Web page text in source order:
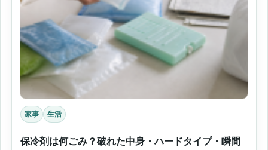
家事 生活
保冷剤は何ごみ？破れた中身・ハードタイプ・瞬間